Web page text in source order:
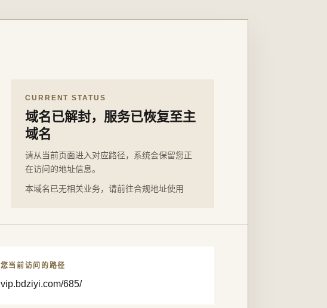
CURRENT STATUS
域名已解封，服务已恢复至主
域名
请从当前页面进入对应路径，系统会保留您正
在访问的地址信息。
本域名已无相关业务，请前往合规地址使用
您当前访问的路径
vip.bdziyi.com/685/